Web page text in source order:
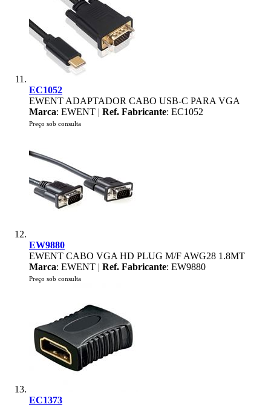
EC1052
EWENT ADAPTADOR CABO USB-C PARA VGA
Marca: EWENT | Ref. Fabricante: EC1052
Preço sob consulta
EW9880
EWENT CABO VGA HD PLUG M/F AWG28 1.8MT
Marca: EWENT | Ref. Fabricante: EW9880
Preço sob consulta
EC1373